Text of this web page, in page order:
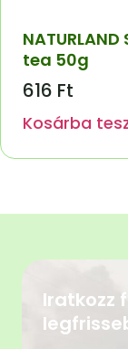
tea 50g
616 Ft
Kosárba
Iratkozz